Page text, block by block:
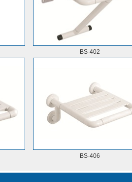
BS-402
BS-406